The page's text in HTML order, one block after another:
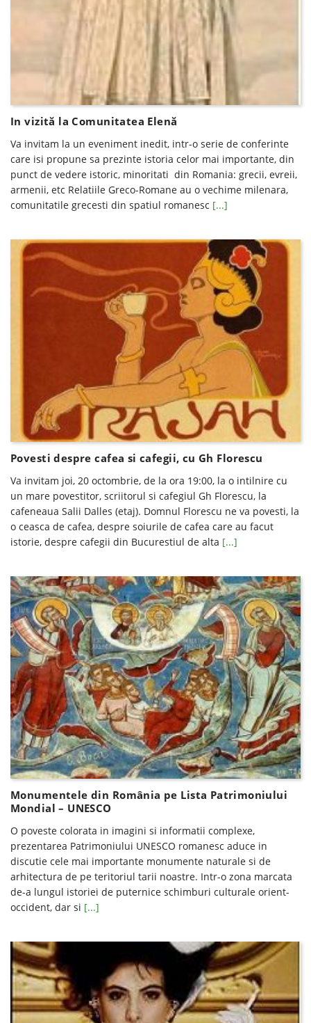
In vizită la Comunitatea Elenă
Va invitam la un eveniment inedit, intr-o serie de conferinte
care isi propune sa prezinte istoria celor mai importante, din
punct de vedere istoric, minoritati din Romania: grecii, evreii,
armenii, etc Relatiile Greco-Romane au o vechime milenara,
comunitatile grecesti din spatiul romanesc [...]
Povesti despre cafea si cafegii, cu Gh Florescu
Va invitam joi, 20 octombrie, de la ora 19:00, la o intilnire cu
un mare povestitor, scriitorul si cafegiul Gh Florescu, la
cafeneaua Salii Dalles (etaj). Domnul Florescu ne va povesti, la
o ceasca de cafea, despre soiurile de cafea care au facut
istorie, despre cafegii din Bucurestiul de alta [...]
Monumentele din România pe Lista Patrimoniului
Mondial – UNESCO
O poveste colorata in imagini si informatii complexe,
prezentarea Patrimoniului UNESCO romanesc aduce in
discutie cele mai importante monumente naturale si de
arhitectura de pe teritoriul tarii noastre. Intr-o zona marcata
de-a lungul istoriei de puternice schimburi culturale orient-
occident, dar si [...]